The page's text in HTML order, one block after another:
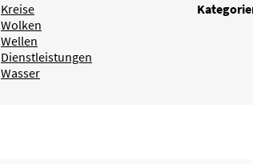
Kreise
Wolken
Wellen
Dienstleistungen
Wasser